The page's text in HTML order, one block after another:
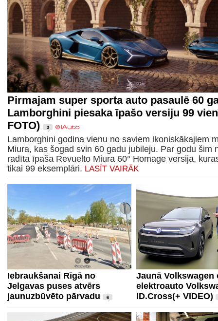
Pirmajam super sporta auto pasaulē 60
Lamborghini piesaka īpašo versiju 99
FOTO)
3
Lamborghini godina vienu no saviem ikoniskākajiem
Miura, kas šogad svin 60 gadu jubileju. Par godu šim
radīta īpaša Revuelto Miura 60° Homage versija,
tikai 99 eksemplāri. LASĪT VAIRĀK
Iebraukšanai Rīgā no
Jelgavas puses atvērs
jaunuzbūvēto pārvadu
6
Jaunā Volkswagen
elektroauto
ID.Cross(+ VIDEO)